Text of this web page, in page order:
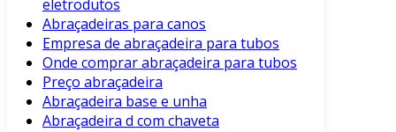
eletrodutos
Abraçadeiras para canos
Empresa de abraçadeira para tubos
Onde comprar abraçadeira para tubos
Preço abraçadeira
Abraçadeira base e unha
Abraçadeira d com chaveta